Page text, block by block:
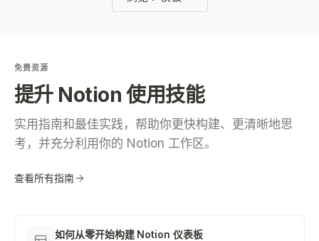
免费资源
提升 Notion 使用技能
实用指南和最佳实践，帮助你更快构建、更清晰地思
考，并充分利用你的 Notion 工作区。
查看所有指南
如何从零开始构建 Notion 仪表板